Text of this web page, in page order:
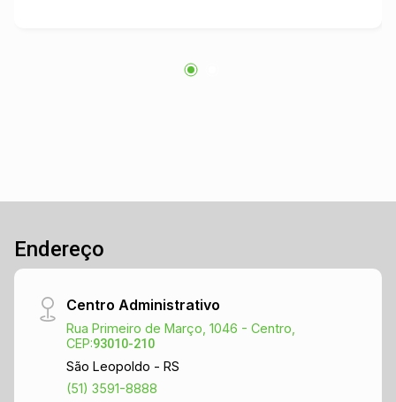
agradável terraço, com uma bela vista.
Endereço
Centro Administrativo
Rua Primeiro de Março, 1046 - Centro,
CEP:93010-210
São Leopoldo - RS
(51) 3591-8888